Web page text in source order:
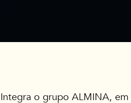
Integra o grupo ALMINA,